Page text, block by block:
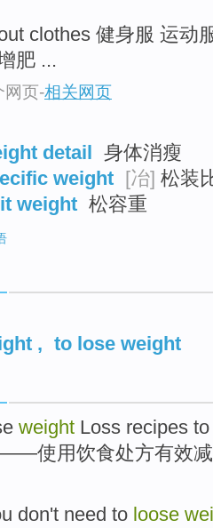
clothes 健身服 运动
肥 ...
网页-相关网页
detail 身体消瘦
weight [冶] 松装
weight 松容重
, to lose weight
weight Loss recipes
使用饮食处方有效
don't need to loose